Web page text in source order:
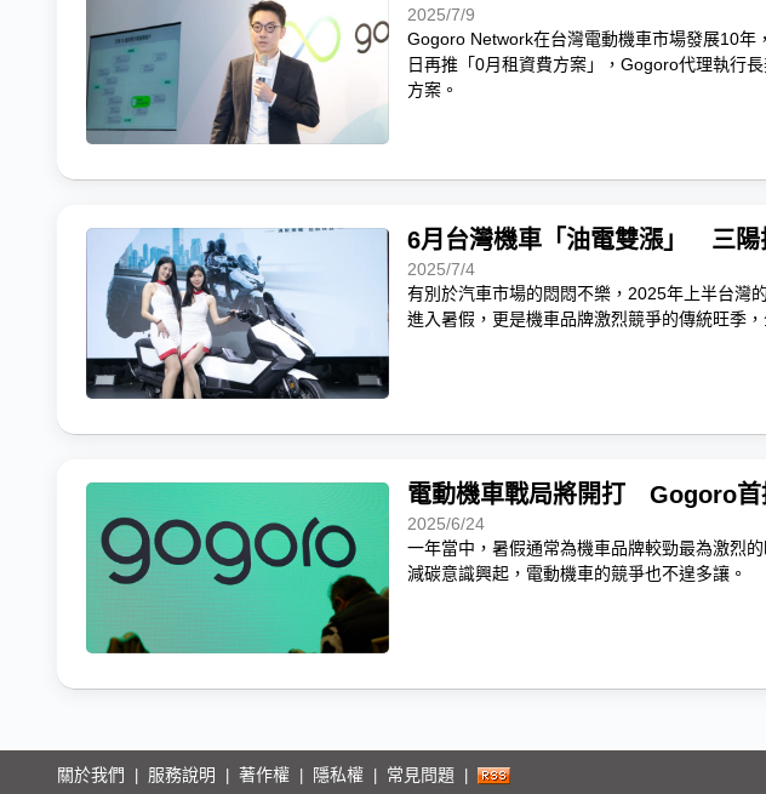
2025/7/9
Gogoro Network在台灣電動機車市場發展10年
日再推「0月租資費方案」，Gogoro代理執行
方案。
6月台灣機車「油電雙漲」 三陽
2025/7/4
有別於汽車市場的悶悶不樂，2025年上半台灣
進入暑假，更是機車品牌激烈競爭的傳統旺季，
電動機車戰局將開打 Gogoro首
2025/6/24
一年當中，暑假通常為機車品牌較勁最為激烈
減碳意識興起，電動機車的競爭也不遑多讓。
關於我們 服務說明 著作權 隱私權 常見問題